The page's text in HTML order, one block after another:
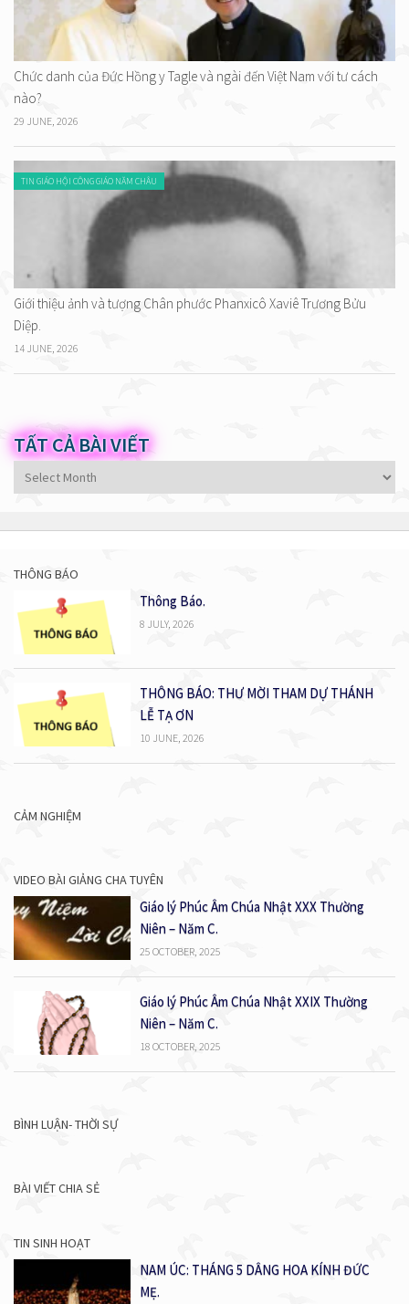
Chức danh của Đức Hồng y Tagle và ngài đến Việt Nam với tư cách
nào?
29 JUNE, 2026
TIN GIÁO HỘI CÔNG GIÁO NĂM CHÂU
Giới thiệu ảnh và tượng Chân phước Phanxicô Xaviê Trương Bửu
Diệp.
14 JUNE, 2026
TẤT CẢ BÀI VIẾT
Tất
cả
viết
THÔNG BÁO
Thông Báo.
8 JULY, 2026
THÔNG BÁO: THƯ MỜI THAM DỰ THÁNH
LỄ TẠ ƠN
10 JUNE, 2026
CẢM NGHIỆM
VIDEO BÀI GIẢNG CHA TUYÊN
Giáo lý Phúc Âm Chúa Nhật XXX Thường
Niên – Năm C.
25 OCTOBER, 2025
Giáo lý Phúc Âm Chúa Nhật XXIX Thường
Niên – Năm C.
18 OCTOBER, 2025
BÌNH LUẬN- THỜI SỰ
BÀI VIẾT CHIA SẺ
TIN SINH HOẠT
NAM ÚC: THÁNG 5 DÂNG HOA KÍNH ĐỨC
MẸ.